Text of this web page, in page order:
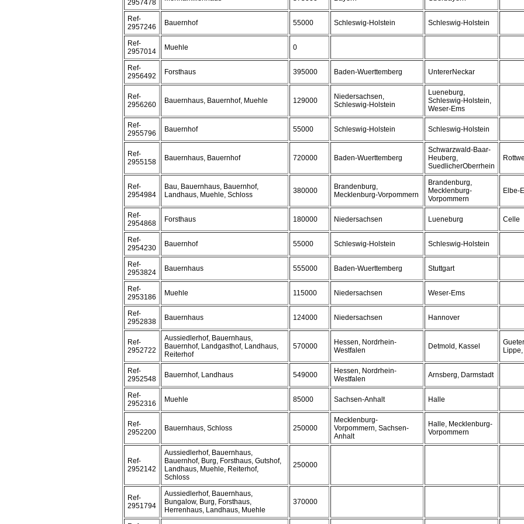
2957478
Ref-
2957246
Bauernhof 55000 Schleswig-Holstein Schleswig-Holstein
Ref-
2957014
Muehle 0
Ref-
2956492
Forsthaus 395000 Baden-Wuerttemberg UntererNeckar
Ref-
2956260
Bauernhaus, Bauernhof, Muehle 129000
Niedersachsen,
Schleswig-Holstein
Lueneburg,
Schleswig-Holstein,
Weser-Ems
Ref-
2955796
Bauernhof 55000 Schleswig-Holstein Schleswig-Holstein
Ref-
2955158
Bauernhaus, Bauernhof 720000 Baden-Wuerttemberg
Schwarzwald-Baar-
Heuberg,
SuedlicherOberrhein
Ref-
2954984
Bau, Bauernhaus, Bauernhof,
Landhaus, Muehle, Schloss
380000
Brandenburg,
Mecklenburg-Vorpommern
Brandenburg,
Mecklenburg-
Vorpommern
Elbe-
Ref-
2954868
Forsthaus 180000 Niedersachsen Lueneburg Celle
Ref-
2954230
Bauernhof 55000 Schleswig-Holstein Schleswig-Holstein
Ref-
2953824
Bauernhaus 555000 Baden-Wuerttemberg Stuttgart
Ref-
2953186
Muehle 115000 Niedersachsen Weser-Ems
Ref-
2952838
Bauernhaus 124000 Niedersachsen Hannover
Ref-
2952722
Aussiedlerhof, Bauernhaus,
Bauernhof, Landgasthof, Landhaus,
Reiterhof
570000
Hessen, Nordrhein-
Westfalen
Detmold, Kassel
Ref-
2952548
Bauernhof, Landhaus 549000
Hessen, Nordrhein-
Westfalen
Arnsberg, Darmstadt
Ref-
2952316
Muehle 85000 Sachsen-Anhalt Halle
Ref-
2952200
Bauernhaus, Schloss 250000
Mecklenburg-
Vorpommern, Sachsen-
Anhalt
Halle, Mecklenburg-
Vorpommern
Ref-
2952142
Aussiedlerhof, Bauernhaus,
Bauernhof, Burg, Forsthaus, Gutshof,
Landhaus, Muehle, Reiterhof,
Schloss
250000
Ref-
2951794
Aussiedlerhof, Bauernhaus,
Bungalow, Burg, Forsthaus,
Herrenhaus, Landhaus, Muehle
370000